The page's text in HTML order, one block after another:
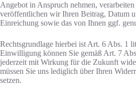
Angebot in Anspruch nehmen, verarbeiten
veröffentlichen wir Ihren Beitrag, Datum
Einreichung sowie das von Ihnen ggf.
Rechtsgrundlage hierbei ist Art. 6 Abs. 1
Einwilligung können Sie gemäß Art. 7
jederzeit mit Wirkung für die Zukunft
müssen Sie uns lediglich über Ihren
setzen.